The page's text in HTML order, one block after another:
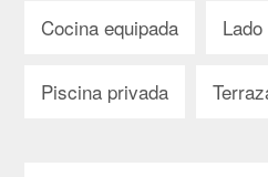
Cocina equipada
Piscina privada